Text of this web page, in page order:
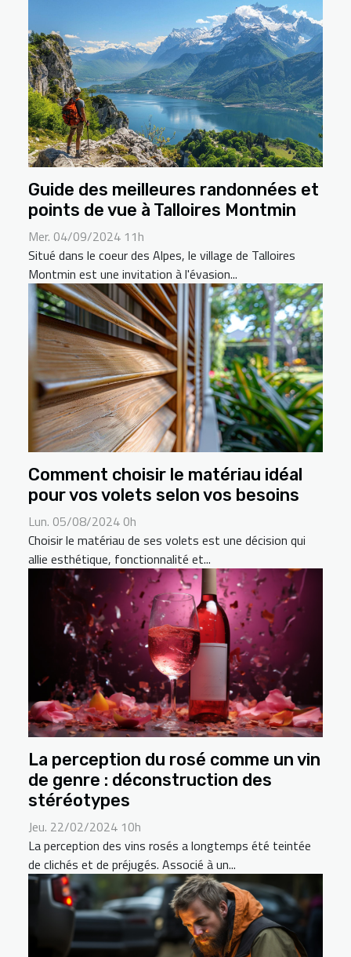
Guide des meilleures randonnées et
points de vue à Talloires Montmin
Mer. 04/09/2024 11h
Situé dans le coeur des Alpes, le village de Talloires
Montmin est une invitation à l'évasion...
Comment choisir le matériau idéal
pour vos volets selon vos besoins
Lun. 05/08/2024 0h
Choisir le matériau de ses volets est une décision qui
allie esthétique, fonctionnalité et...
La perception du rosé comme un vin
de genre : déconstruction des
stéréotypes
Jeu. 22/02/2024 10h
La perception des vins rosés a longtemps été teintée
de clichés et de préjugés. Associé à un...